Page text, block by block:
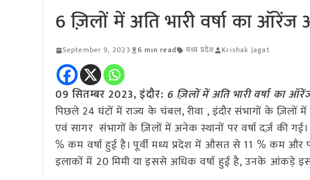
6 ज़िलों में अति भारी वर्षा का ऑरेंज
September 9, 2023 6 min read मध्य प्रदेश Krishak Jagat
09 सितम्बर 2023, इंदौर: 6 ज़िलों में अति भारी वर्षा का
पिछले 24 घंटों में राज्य के चंबल, रीवा , इंदौर संभागों के ज़िलों
एवं सागर संभागों के ज़िलों में अनेक स्थानों पर वर्षा दर्ज़ की
% कम वर्षा हुई है। पूर्वी मध्य प्रदेश में औसत से 11 % कम और
इलाकों में 20 मिमी या इससे अधिक वर्षा